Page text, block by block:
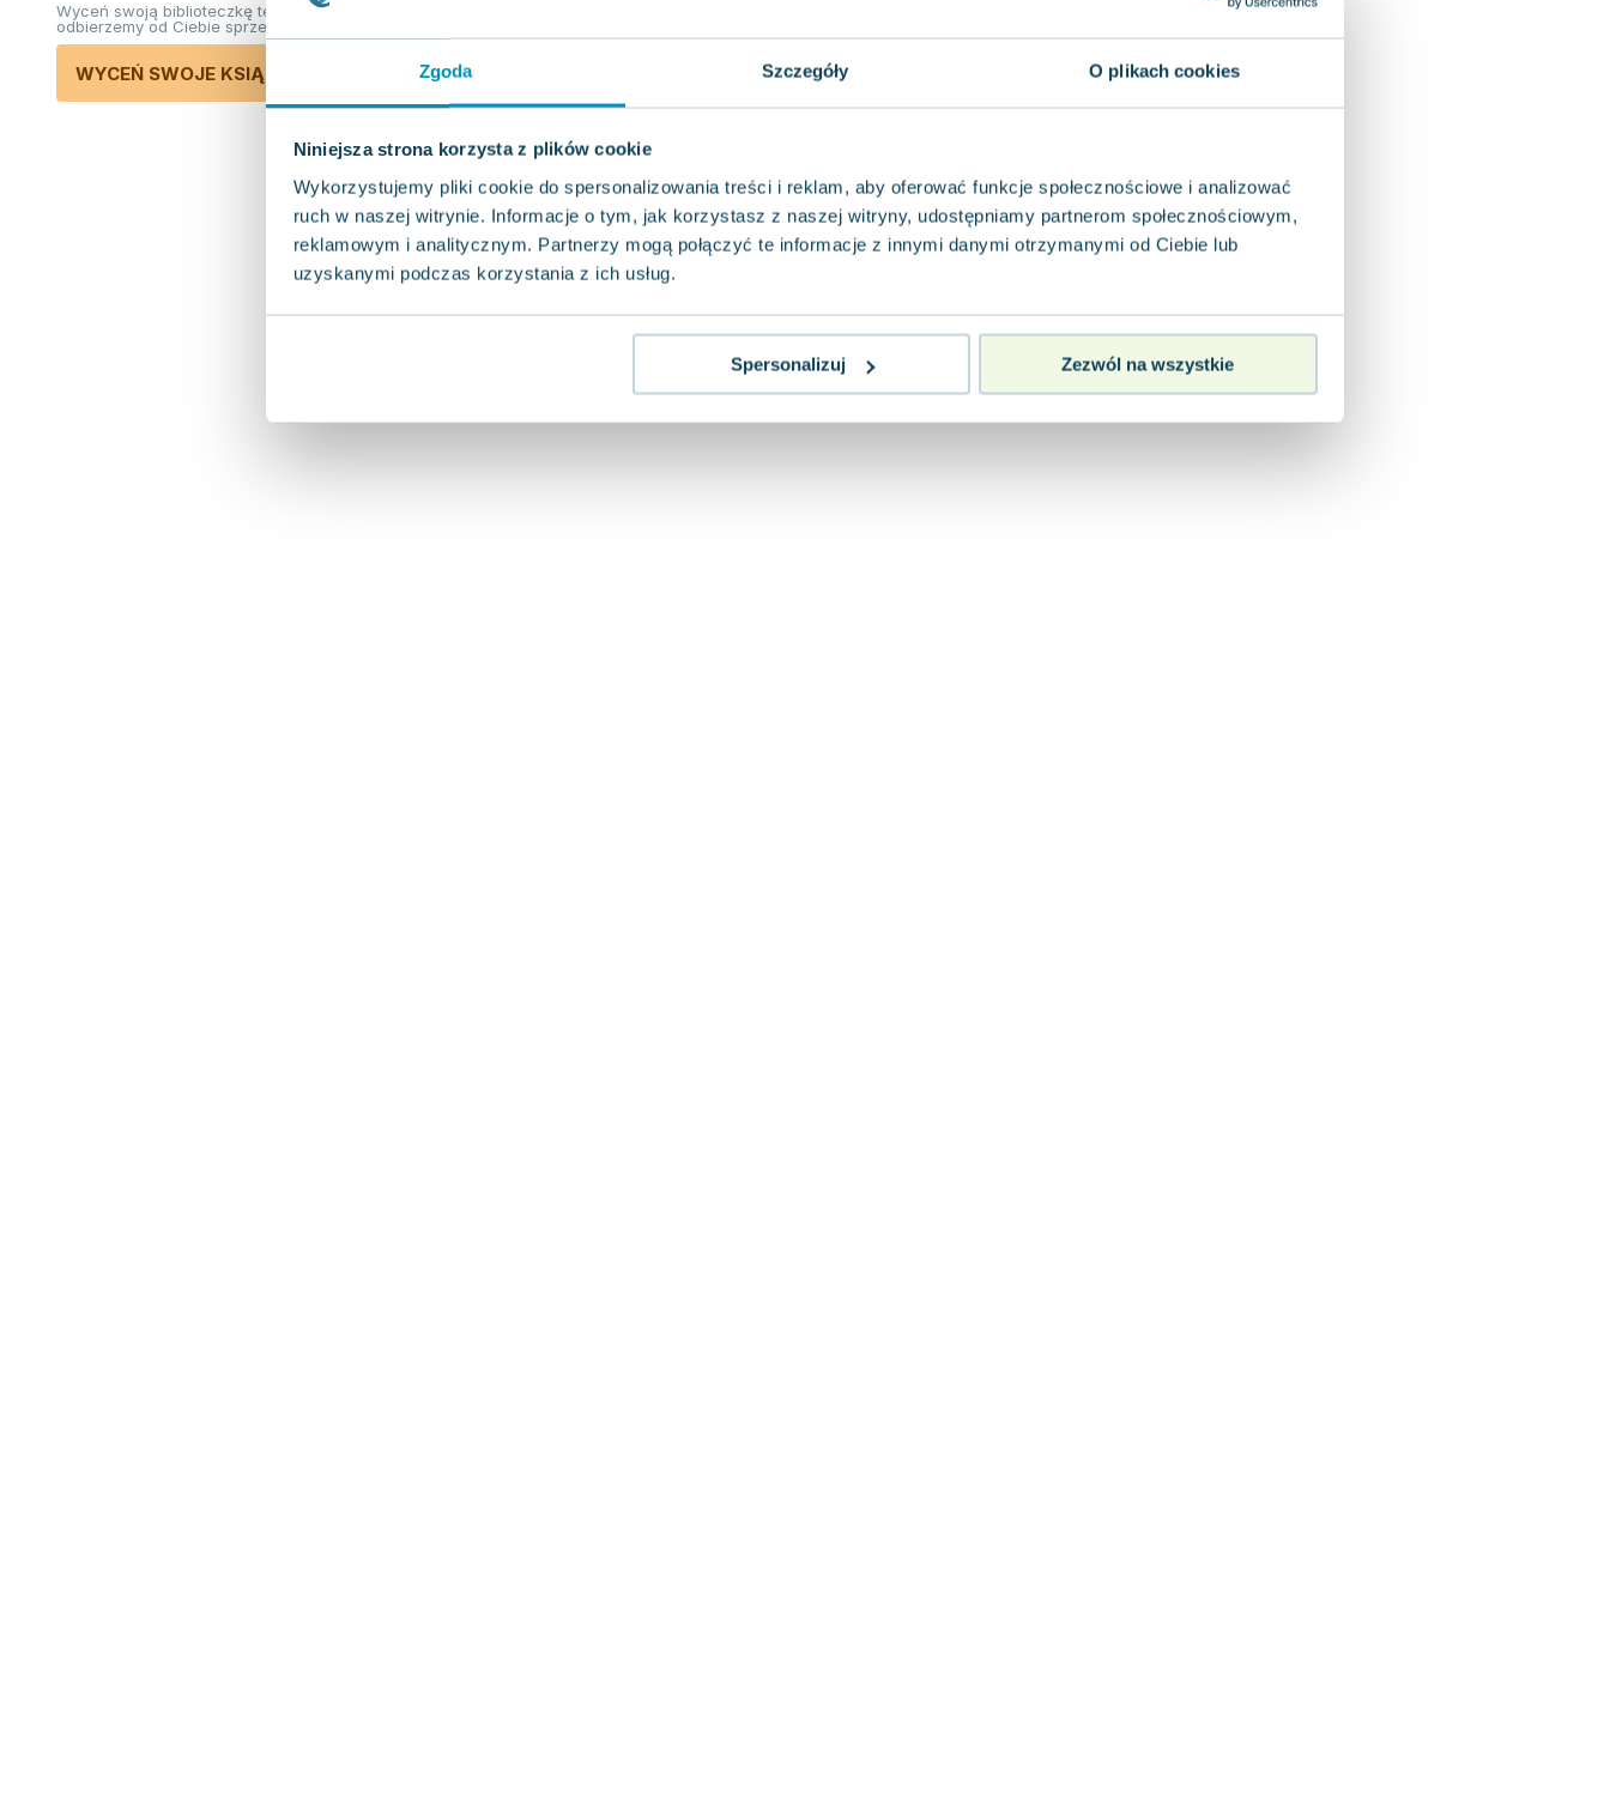
Zgoda Szczegóły O plikach cookies
Niniejsza strona korzysta z plików cookie
Wykorzystujemy pliki cookie do spersonalizowania treści i reklam, aby oferować funkcje społecznościowe i analizować
ruch w naszej witrynie. Informacje o tym, jak korzystasz z naszej witryny, udostępniamy partnerom społecznościowym,
reklamowym i analitycznym. Partnerzy mogą połączyć te informacje z innymi danymi otrzymanymi od Ciebie lub
uzyskanymi podczas korzystania z ich usług.
Spersonalizuj Zezwól na wszystkie
Wyceń swoją biblioteczkę teraz. Odkupimy i
odbierzemy od Ciebie sprzedane książki.
WYCEŃ SWOJE KSIĄŻKI